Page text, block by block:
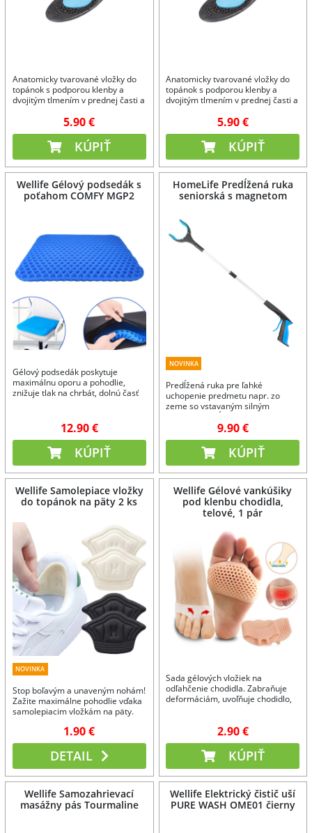
Anatomicky tvarované vložky do
topánok s podporou klenby a
dvojitým tlmením v prednej časti a
5.90 €
KÚPIŤ
Anatomicky tvarované vložky do
topánok s podporou klenby a
dvojitým tlmením v prednej časti a
5.90 €
KÚPIŤ
Wellife Gélový podsedák s
poťahom COMFY MGP2
Gélový podsedák poskytuje
maximálnu oporu a pohodlie,
znižuje tlak na chrbát, dolnú časť
12.90 €
KÚPIŤ
HomeLife Predĺžená ruka
seniorská s magnetom
NOVINKA
Predĺžená ruka pre ľahké
uchopenie predmetu napr. zo
zeme so vstavaným silným
magnetom. Dĺžka 77 cm
9.90 €
KÚPIŤ
Wellife Samolepiace vložky
do topánok na päty 2 ks
NOVINKA
Stop boľavým a unaveným nohám!
Zažite maximálne pohodlie vďaka
samolepiacim vložkám na päty.
1.90 €
DETAIL
Wellife Gélové vankúšiky
pod klenbu chodidla,
telové, 1 pár
Sada gélových vložiek na
odľahčenie chodidla. Zabraňuje
deformáciám, uvoľňuje chodidlo,
2.90 €
KÚPIŤ
Wellife Samozahrievací
masážny pás Tourmaline
Wellife Elektrický čistič uší
PURE WASH OME01 čierny